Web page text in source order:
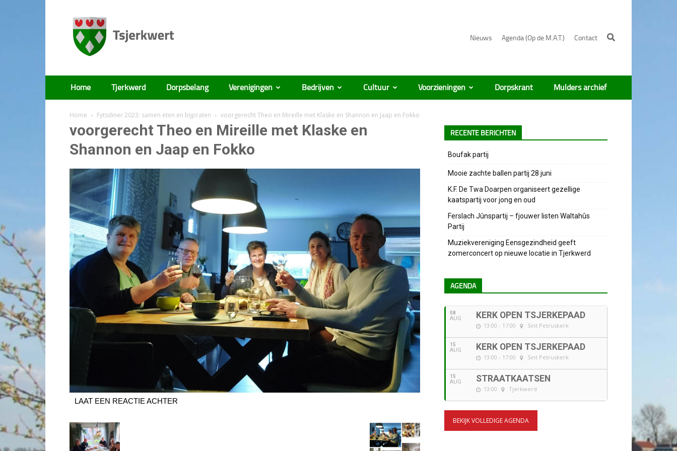
Nieuws Agenda (Op de M.A.T.) Contact
Tsjerkwert
Home Tjerkwerd Dorpsbelang Verenigingen Bedrijven Cultuur Voorzieningen Dorpskrant Mulders archief
Home Fytsdiner 2023: samen eten en bijpraten voorgerecht Theo en Mireille met Klaske en Shannon en Jaap en Fokko
voorgerecht Theo en Mireille met Klaske en
Shannon en Jaap en Fokko
LAAT EEN REACTIE ACHTER
RECENTE BERICHTEN
Boufak partij
Mooie zachte ballen partij 28 juni
K.F. De Twa Doarpen organiseert gezellige
kaatspartij voor jong en oud
Ferslach Jûnspartij – fjouwer listen Waltahûs
Partij
Muziekvereniging Eensgezindheid geeft
zomerconcert op nieuwe locatie in Tjerkwerd
AGENDA
08
AUG KERK OPEN TSJERKEPAAD
13:00 - 17:00 Sint Petruskerk
15
AUG KERK OPEN TSJERKEPAAD
13:00 - 17:00 Sint Petruskerk
15
AUG STRAATKAATSEN
13:00 Tjerkwerd
BEKIJK VOLLEDIGE AGENDA